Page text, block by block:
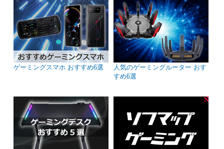
ゲーミングスマホ おすすめ6選
人気のゲーミングルーター おす
すめ6選